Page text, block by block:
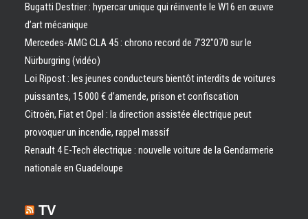
Bugatti Destrier : hypercar unique qui réinvente le W16 en œuvre
d’art mécanique
Mercedes-AMG CLA 45 : chrono record de 7’32″070 sur le
Nürburgring (vidéo)
Loi Ripost : les jeunes conducteurs bientôt interdits de voitures
puissantes, 15 000 € d’amende, prison et confiscation
Citroën, Fiat et Opel : la direction assistée électrique peut
provoquer un incendie, rappel massif
Renault 4 E-Tech électrique : nouvelle voiture de la Gendarmerie
nationale en Guadeloupe
TV